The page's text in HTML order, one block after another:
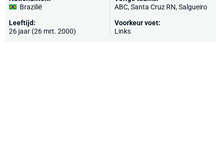
Brazilië
Leeftijd:
26 jaar (26 mrt. 2000)
ABC, Santa Cruz RN, Salgueiro
Voorkeur voet:
Links